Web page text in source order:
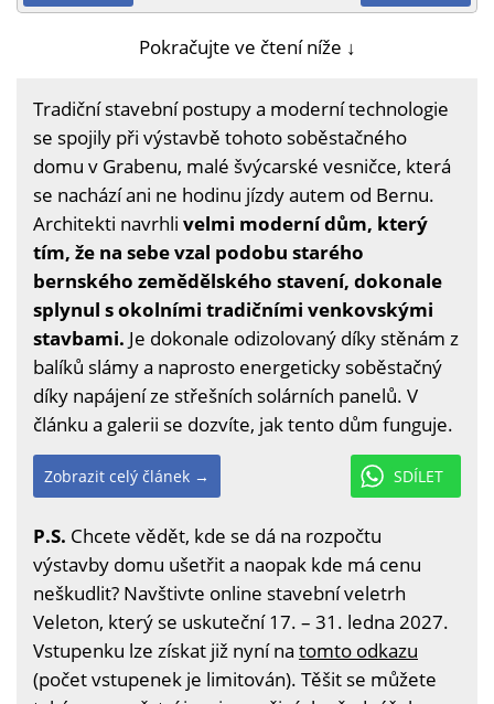
Pokračujte ve čtení níže ↓
Tradiční stavební postupy a moderní technologie
se spojily při výstavbě tohoto soběstačného
domu v Grabenu, malé švýcarské vesničce, která
se nachází ani ne hodinu jízdy autem od Bernu.
Architekti navrhli velmi moderní dům, který
tím, že na sebe vzal podobu starého
bernského zemědělského stavení, dokonale
splynul s okolními tradičními venkovskými
stavbami. Je dokonale odizolovaný díky stěnám z
balíků slámy a naprosto energeticky soběstačný
díky napájení ze střešních solárních panelů. V
článku a galerii se dozvíte, jak tento dům funguje.
SDÍLET
Zobrazit celý článek →
P.S. Chcete vědět, kde se dá na rozpočtu
výstavby domu ušetřit a naopak kde má cenu
neškudlit? Navštivte online stavební veletrh
Veleton, který se uskuteční 17. – 31. ledna 2027.
Vstupenku lze získat již nyní na tomto odkazu
(počet vstupenek je limitován). Těšit se můžete